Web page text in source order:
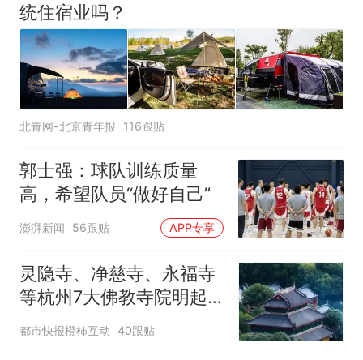
统住宿业吗？
北青网-北京青年报 116跟贴
郭士强：球队训练质量
高，希望队员“做好自己”
澎湃新闻 56跟贴 APP专享
灵隐寺、净慈寺、永福寺
等杭州7大佛教寺院明起
临时关闭，别跑空了
都市快报橙柿互动 40跟贴